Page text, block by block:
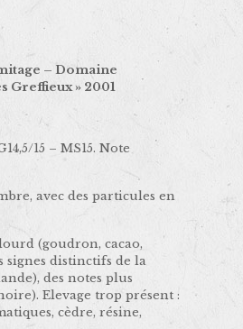
– Domaine
Greffieux » 2001
15 – MS15. Note
avec des particules en
(goudron, cacao,
signes distinctifs de la
des notes plus
Elevage trop présent :
cèdre, résine,